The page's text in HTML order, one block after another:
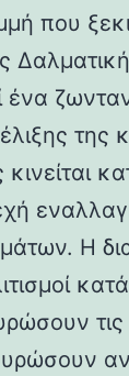
που
ένα
Η